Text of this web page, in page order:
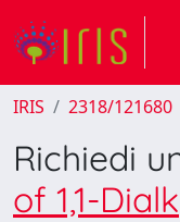
IRIS 2318/121680
Richiedi
of 1,1-